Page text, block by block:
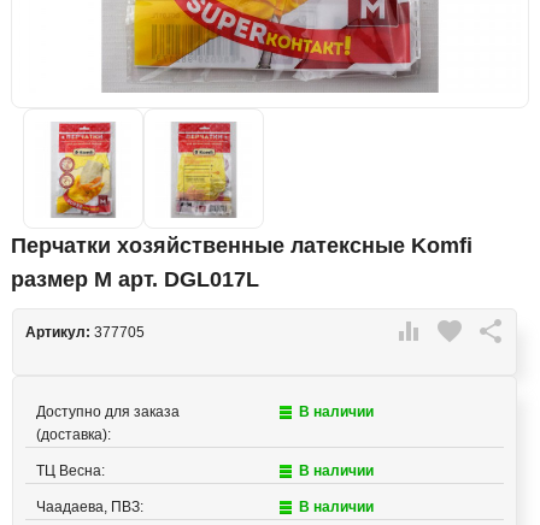
Перчатки хозяйственные латексные Komfi
размер M арт. DGL017L
 favorite 
Артикул: 377705
Доступно для заказа
(доставка):
В наличии
ТЦ Весна: В наличии
Чаадаева, ПВЗ: В наличии